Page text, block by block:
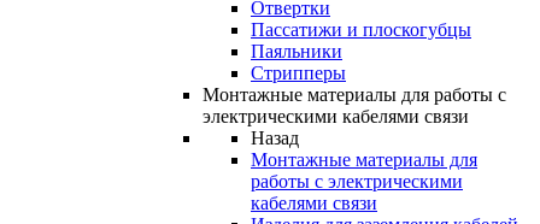
Отвертки
Пассатижи и плоскогубцы
Паяльники
Стрипперы
Монтажные материалы для работы с
электрическими кабелями связи
Назад
Монтажные материалы для
работы с электрическими
кабелями связи